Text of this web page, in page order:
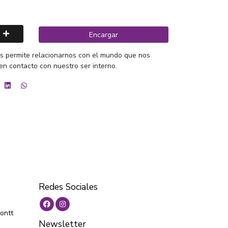
Encargar
permite relacionarnos con el mundo que nos
contacto con nuestro ser interno.
Redes Sociales
Newsletter